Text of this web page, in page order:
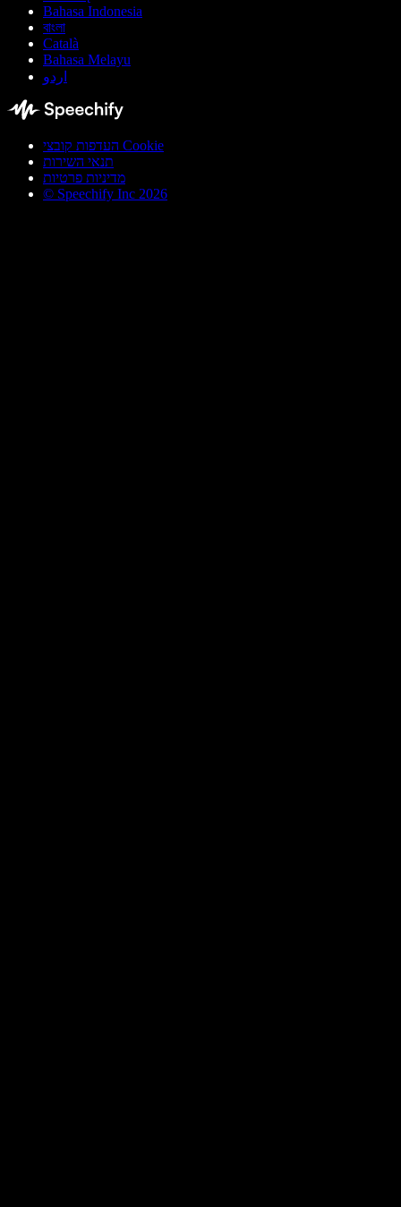
Bahasa Indonesia
বাংলা
Català
Bahasa Melayu
اردو
העדפות קובצי Cookie
תנאי השירות
מדיניות פרטיות
© Speechify Inc 2026